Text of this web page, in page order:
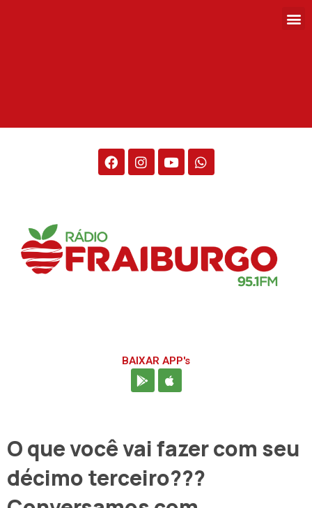
BAIXAR APP's
O que você vai fazer com seu
décimo terceiro???